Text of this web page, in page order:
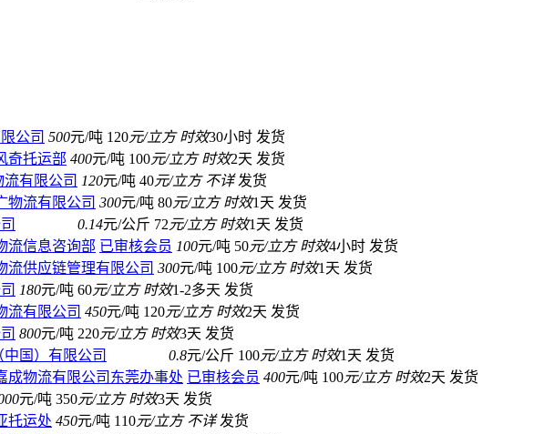
公司 500元/吨 120元/立方 时效30小时 发货
奇托运部 400元/吨 100元/立方 时效2天 发货
有限公司 120元/吨 40元/立方 不详 发货
物流有限公司 300元/吨 80元/立方 时效1天 发货
0.14元/公斤 72元/立方 时效1天 发货
流信息咨询部 已审核会员 100元/吨 50元/立方 时效4小时 发货
流供应链管理有限公司 300元/吨 100元/立方 时效1天 发货
180元/吨 60元/立方 时效1-2多天 发货
流有限公司 450元/吨 120元/立方 时效2天 发货
800元/吨 220元/立方 时效3天 发货
国）有限公司 0.8元/公斤 100元/立方 时效1天 发货
成物流有限公司东莞办事处 已审核会员 400元/吨 100元/立方 时效2天 发货
元/吨 350元/立方 时效3天 发货
托运处 450元/吨 110元/立方 不详 发货